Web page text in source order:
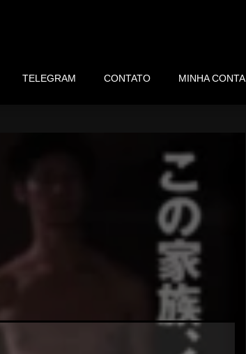
TELEGRAM CONTATO MINHA CONTA